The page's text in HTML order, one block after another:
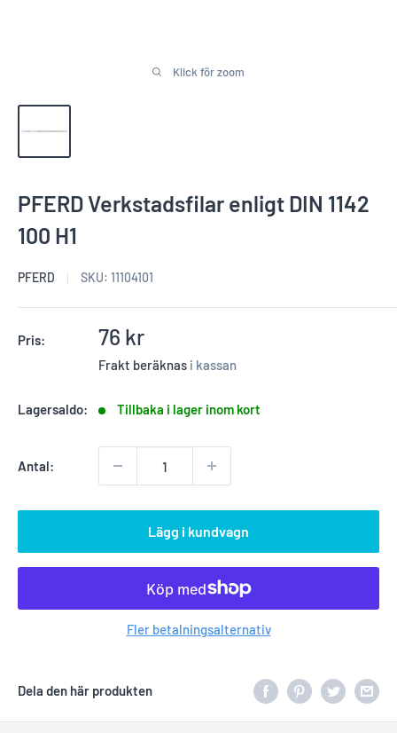
Klick för zoom
PFERD Verkstadsfilar enligt DIN 1142
100 H1
PFERD SKU: 11104101
Pris: Reapris
76 kr
Frakt beräknas i kassan
Lagersaldo: Tillbaka i lager inom kort
Antal:
Lägg i kundvagn
Fler betalningsalternativ
Dela den här produkten